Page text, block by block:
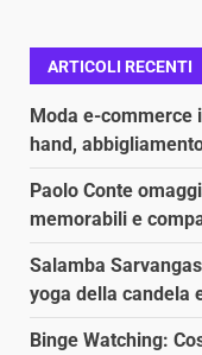
ARTICOLI RECENTI
Moda e-commerce
hand,
Paolo Conte
memorabili e
Salamba
yoga della candela
Binge Watching: